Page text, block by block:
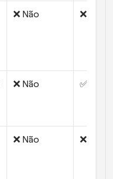
❌ Não ❌ Não
❌ Não ✅ Sim
❌ Não ❌ Não